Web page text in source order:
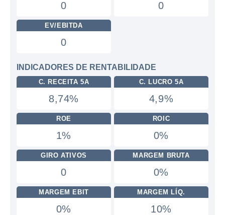
0 0
EV/EBITDA
0
INDICADORES DE RENTABILIDADE
C. RECEITA 5A
8,74%
C. LUCRO 5A
4,9%
ROE
1%
ROIC
0%
GIRO ATIVOS
0
MARGEM BRUTA
0%
MARGEM EBIT
0%
MARGEM LÍQ.
10%